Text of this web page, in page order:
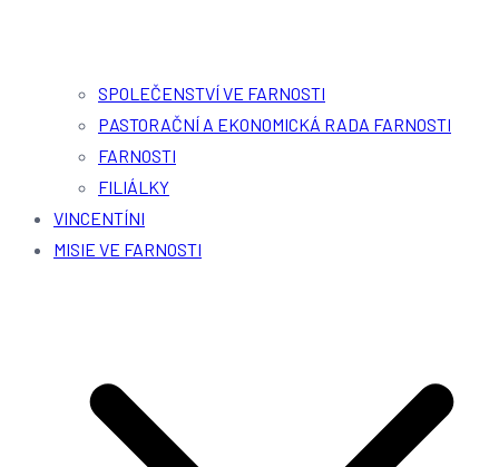
SPOLEČENSTVÍ VE FARNOSTI
PASTORAČNÍ A EKONOMICKÁ RADA FARNOSTI
FARNOSTI
FILIÁLKY
VINCENTÍNI
MISIE VE FARNOSTI